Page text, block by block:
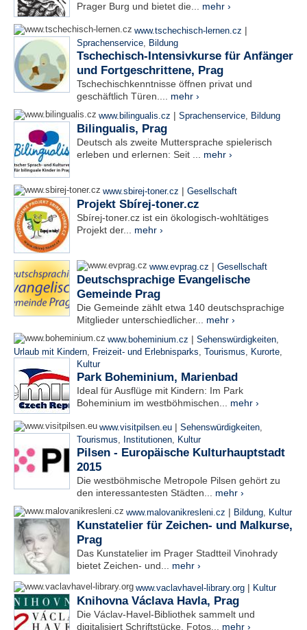
Prager Burg und bietet die... mehr ›
www.tschechisch-lernen.cz |
Sprachenservice, Bildung
Tschechisch-Intensivkurse für Anfänger
und Fortgeschrittene, Prag
Tschechischkenntnisse öffnen privat und
geschäftlich Türen.... mehr ›
www.bilingualis.cz | Sprachenservice, Bildung
Bilingualis, Prag
Deutsch als zweite Muttersprache spielerisch
erleben und erlernen: Seit ... mehr ›
www.sbirej-toner.cz | Gesellschaft
Projekt Sbírej-toner.cz
Sbírej-toner.cz ist ein ökologisch-wohltätiges
Projekt der... mehr ›
www.evprag.cz | Gesellschaft
Deutschsprachige Evangelische
Gemeinde Prag
Die Gemeinde zählt etwa 140 deutschsprachige
Mitglieder unterschiedlicher... mehr ›
www.boheminium.cz | Sehenswürdigkeiten,
Urlaub mit Kindern, Freizeit- und Erlebnisparks, Tourismus, Kurorte,
Kultur
Park Boheminium, Marienbad
Ideal für Ausflüge mit Kindern: Im Park
Boheminium im westböhmischen... mehr ›
www.visitpilsen.eu | Sehenswürdigkeiten,
Tourismus, Institutionen, Kultur
Pilsen - Europäische Kulturhauptstadt
2015
Die westböhmische Metropole Pilsen gehört zu
den interessantesten Städten... mehr ›
www.malovanikresleni.cz | Bildung, Kultur
Kunstatelier für Zeichen- und Malkurse,
Prag
Das Kunstatelier im Prager Stadtteil Vinohrady
bietet Zeichen- und... mehr ›
www.vaclavhavel-library.org | Kultur
Knihovna Václava Havla, Prag
Die Václav-Havel-Bibliothek sammelt und
digitalisiert Schriftstücke, Fotos... mehr ›